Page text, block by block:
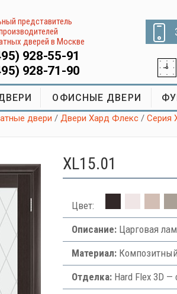
представитель
дверей в Москве
928-55-91
928-71-90
ОФИСНЫЕ ДВЕРИ
двери /Двери Хард Флекс /Серия
XL15.01
Цвет:
Описание:Царговая
Материал:Композитный
Отделка:Hard Flex 3D